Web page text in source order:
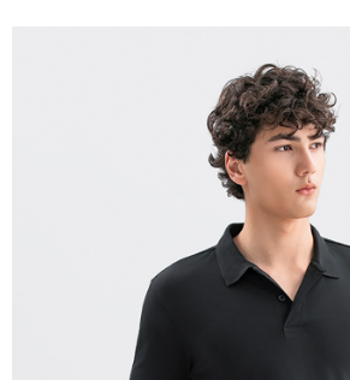
每筆NT$130，滿NT$1,000(含以上)免運費